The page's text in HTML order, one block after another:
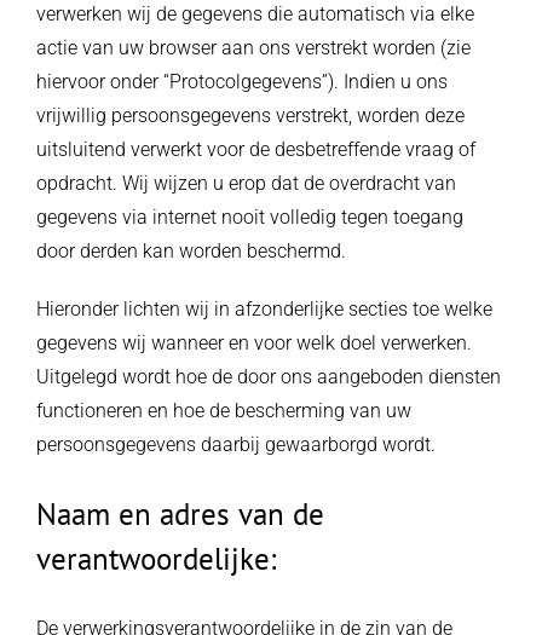
verwerken wij de gegevens die automatisch via elke
actie van uw browser aan ons verstrekt worden (zie
hiervoor onder “Protocolgegevens”). Indien u ons
vrijwillig persoonsgegevens verstrekt, worden deze
uitsluitend verwerkt voor de desbetreffende vraag of
opdracht. Wij wijzen u erop dat de overdracht van
gegevens via internet nooit volledig tegen toegang
door derden kan worden beschermd.
Hieronder lichten wij in afzonderlijke secties toe welke
gegevens wij wanneer en voor welk doel verwerken.
Uitgelegd wordt hoe de door ons aangeboden diensten
functioneren en hoe de bescherming van uw
persoonsgegevens daarbij gewaarborgd wordt.
Naam en adres van de
verantwoordelijke:
De verwerkingsverantwoordelijke in de zin van de